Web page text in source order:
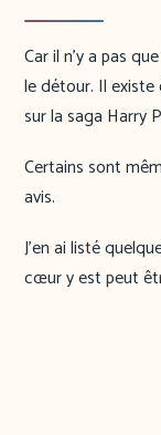
Car il n’y a pas
le détour. Il existe
sur la saga Harry
Certains sont
avis.
J’en ai listé
cœur y est peut